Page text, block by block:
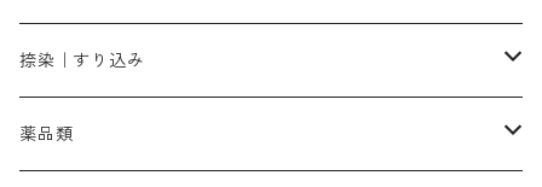
1kg
ローズMB｜鮮やかなピンク色）
スカイブルーMG｜緑みの空色
ターキスブルーHNG｜緑みの空色
片羽刷毛
型洗いブラシ
レオニールEHC｜反応染料用
ソルバライトS-70｜各種繊維の浸し染めに使用可能
染料の定着向上剤
ライトフィックスAコンク｜綿・麻もしくは直接染料で染めた素材
アルカリ剤｜反応染料用
白場汚染防止剤
海藻系
たんぱく質系
脱色剤
全体脱色｜ハイドロサルファイトコンク
脱色助剤｜浸透・複色抑制剤
捺染｜すり込み
染料溶解剤｜染料の均一な浸透・吸着を補助する
薬品類